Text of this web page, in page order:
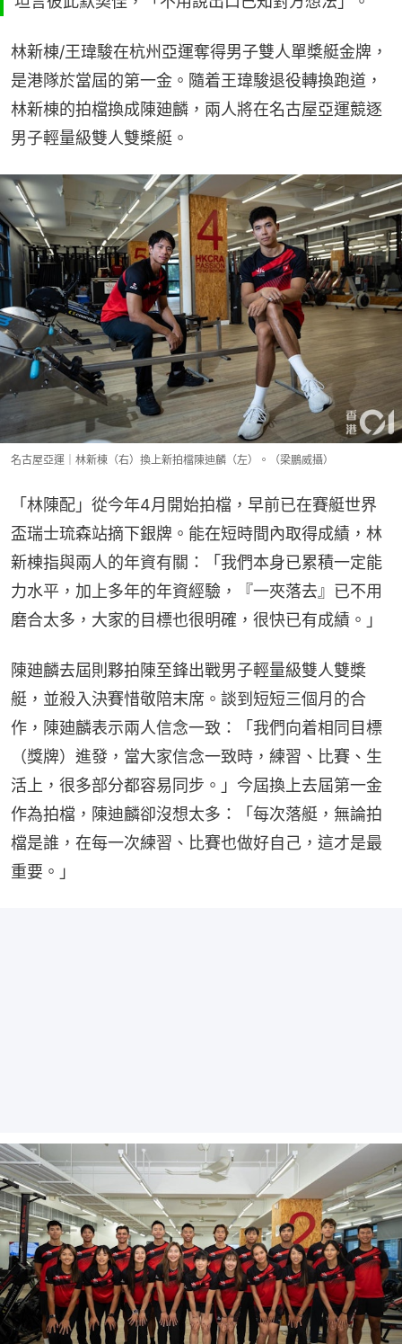
林新棟/王瑋駿在杭州亞運奪得男子雙人單槳艇金牌，
是港隊於當屆的第一金。隨着王瑋駿退役轉換跑道，
林新棟的拍檔換成陳廸麟，兩人將在名古屋亞運競逐
男子輕量級雙人雙槳艇。
名古屋亞運｜林新棟（右）換上新拍檔陳迪麟（左）。（梁鵬威攝）
「林陳配」從今年4月開始拍檔，早前已在賽艇世界
盃瑞士琉森站摘下銀牌。能在短時間內取得成績，林
新棟指與兩人的年資有關：「我們本身已累積一定能
力水平，加上多年的年資經驗，『一夾落去』已不用
磨合太多，大家的目標也很明確，很快已有成績。」
陳廸麟去屆則夥拍陳至鋒出戰男子輕量級雙人雙槳
艇，並殺入決賽惜敬陪末席。談到短短三個月的合
作，陳廸麟表示兩人信念一致：「我們向着相同目標
（獎牌）進發，當大家信念一致時，練習、比賽、生
活上，很多部分都容易同步。」今屆換上去屆第一金
作為拍檔，陳迪麟卻沒想太多：「每次落艇，無論拍
檔是誰，在每一次練習、比賽也做好自己，這才是最
重要。」